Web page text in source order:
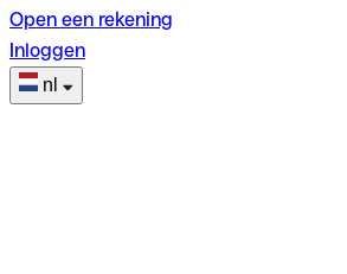
Open een rekening
Inloggen
nl